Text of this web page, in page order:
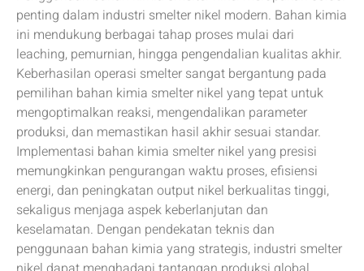
penting dalam industri smelter nikel modern. Bahan kimia
ini mendukung berbagai tahap proses mulai dari
leaching, pemurnian, hingga pengendalian kualitas akhir.
Keberhasilan operasi smelter sangat bergantung pada
pemilihan bahan kimia smelter nikel yang tepat untuk
mengoptimalkan reaksi, mengendalikan parameter
produksi, dan memastikan hasil akhir sesuai standar.
Implementasi bahan kimia smelter nikel yang presisi
memungkinkan pengurangan waktu proses, efisiensi
energi, dan peningkatan output nikel berkualitas tinggi,
sekaligus menjaga aspek keberlanjutan dan
keselamatan. Dengan pendekatan teknis dan
penggunaan bahan kimia yang strategis, industri smelter